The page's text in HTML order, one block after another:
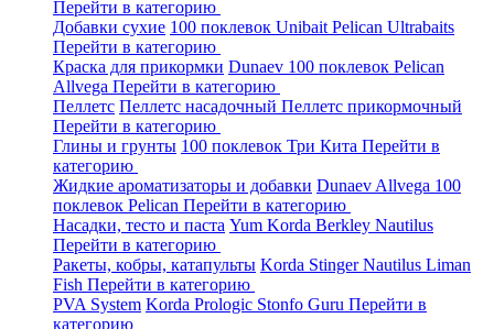
Перейти в категорию
Добавки сухие 100 поклевок Unibait Pelican Ultrabaits
Перейти в категорию
Краска для прикормки Dunaev 100 поклевок Pelican
Allvega Перейти в категорию
Пеллетс Пеллетс насадочный Пеллетс прикормочный
Перейти в категорию
Глины и грунты 100 поклевок Три Кита Перейти в
категорию
Жидкие ароматизаторы и добавки Dunaev Allvega 100
поклевок Pelican Перейти в категорию
Насадки, тесто и паста Yum Korda Berkley Nautilus
Перейти в категорию
Ракеты, кобры, катапульты Korda StingerNautilus Liman
Fish Перейти в категорию
PVA System Korda Prologic Stonfo Guru Перейти в
категорию